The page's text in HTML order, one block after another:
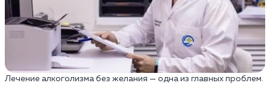
Лечение алкоголизма без желания — одна из главных проблем.